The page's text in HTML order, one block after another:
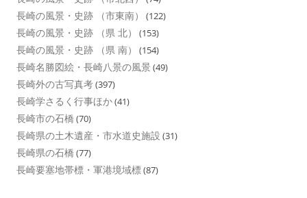
長崎の風景・史跡 （市東南） (122)
長崎の風景・史跡 （県 北） (153)
長崎の風景・史跡 （県 南） (154)
長崎名勝図絵・長崎八景の風景 (49)
長崎外の古写真考(397)
長崎学さるく行事ほか(41)
長崎市の石橋 (70)
長崎県の土木遺産・市水道史施設 (31)
長崎県の石橋 (77)
長崎要塞地帯標・軍港境域標(87)